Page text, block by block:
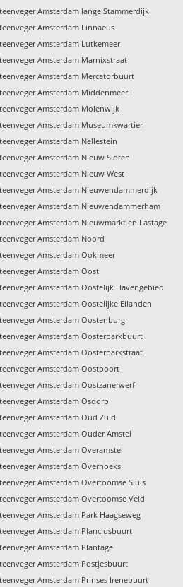
Amsterdam lange Stammerdijk
Amsterdam Linnaeus
Amsterdam Lutkemeer
Amsterdam Marnixstraat
Amsterdam Mercatorbuurt
Amsterdam Middenmeer I
Amsterdam Molenwijk
Amsterdam Museumkwartier
Amsterdam Nellestein
Amsterdam Nieuw Sloten
Amsterdam Nieuw West
Amsterdam Nieuwendammerdijk
Amsterdam Nieuwendammerham
Amsterdam Nieuwmarkt en Lastage
Amsterdam Noord
Amsterdam Ookmeer
Amsterdam Oost
Amsterdam Oostelijk Havengebied
Amsterdam Oostelijke Eilanden
Amsterdam Oostenburg
Amsterdam Oosterparkbuurt
Amsterdam Oosterparkstraat
Amsterdam Oostpoort
Amsterdam Oostzanerwerf
Amsterdam Osdorp
Amsterdam Oud Zuid
Amsterdam Ouder Amstel
Amsterdam Overamstel
Amsterdam Overhoeks
Amsterdam Overtoomse Sluis
Amsterdam Overtoomse Veld
Amsterdam Park Haagseweg
Amsterdam Planciusbuurt
Amsterdam Plantage
Amsterdam Postjesbuurt
Amsterdam Prinses Irenebuurt